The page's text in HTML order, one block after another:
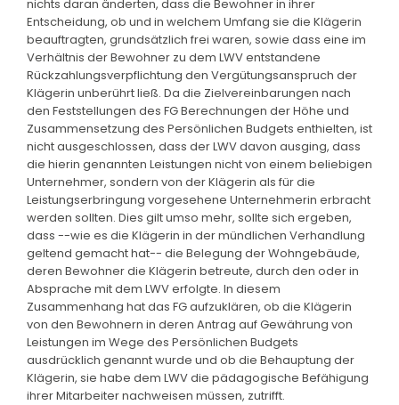
nichts daran änderten, dass die Bewohner in ihrer
Entscheidung, ob und in welchem Umfang sie die Klägerin
beauftragten, grundsätzlich frei waren, sowie dass eine im
Verhältnis der Bewohner zu dem LWV entstandene
Rückzahlungsverpflichtung den Vergütungsanspruch der
Klägerin unberührt ließ. Da die Zielvereinbarungen nach
den Feststellungen des FG Berechnungen der Höhe und
Zusammensetzung des Persönlichen Budgets enthielten, ist
nicht ausgeschlossen, dass der LWV davon ausging, dass
die hierin genannten Leistungen nicht von einem beliebigen
Unternehmer, sondern von der Klägerin als für die
Leistungserbringung vorgesehene Unternehmerin erbracht
werden sollten. Dies gilt umso mehr, sollte sich ergeben,
dass --wie es die Klägerin in der mündlichen Verhandlung
geltend gemacht hat-- die Belegung der Wohngebäude,
deren Bewohner die Klägerin betreute, durch den oder in
Absprache mit dem LWV erfolgte. In diesem
Zusammenhang hat das FG aufzuklären, ob die Klägerin
von den Bewohnern in deren Antrag auf Gewährung von
Leistungen im Wege des Persönlichen Budgets
ausdrücklich genannt wurde und ob die Behauptung der
Klägerin, sie habe dem LWV die pädagogische Befähigung
ihrer Mitarbeiter nachweisen müssen, zutrifft.